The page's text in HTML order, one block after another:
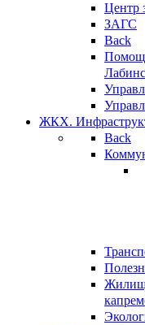
Центр
ЗАГС
Back
ЖКХ.
Back